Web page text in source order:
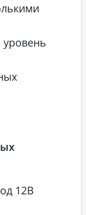
уровень
12В